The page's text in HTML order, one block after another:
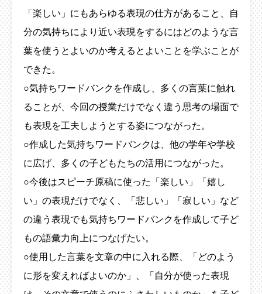
「楽しい」にもあらゆる表現の仕方があること、自
分の気持ちにより近い表現をするにはどのような言
葉を使うとよいのか考えるとよいことを学ぶことが
できた。
○気持ちワードバンクを作成し、多くの言葉に触れ
ることが、今回の授業だけでなく違う思考の場面で
も表現を工夫しようとする姿につながった。
○作成した気持ちワードバンクは、他の学年や学校
に広げ、多くの子どもたちの活用につながった。
○今後はスピーチ原稿に使った「楽しい」「嬉し
い」の表現だけでなく、「悲しい」「寂しい」など
の違う表現でも気持ちワードバンクを作成して子ど
もの語彙力向上につなげたい。
○使用した言葉を文章の中に入れる際、「どのよう
に形を変えればよいのか」、「自分が使った表現